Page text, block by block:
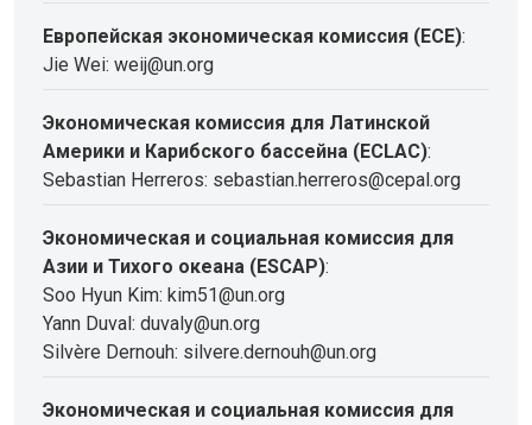
Европейская экономическая комиссия (ECE):
Jie Wei: weij@un.org
Экономическая комиссия для Латинской
Америки и Карибского бассейна (ECLAC):
Sebastian Herreros: sebastian.herreros@cepal.org
Экономическая и социальная комиссия для
Азии и Тихого океана (ESCAP):
Soo Hyun Kim: kim51@un.org
Yann Duval: duvaly@un.org
Silvère Dernouh: silvere.dernouh@un.org
Экономическая и социальная комиссия для